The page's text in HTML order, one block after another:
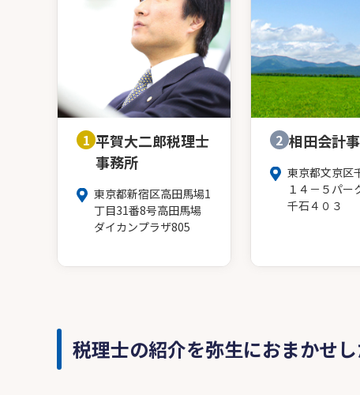
1 平賀大二郎税理士
事務所
東京都新宿区高田馬場1
丁目31番8号高田馬場
ダイカンプラザ805
2 相田会計
東京都文京区
１４－５パー
千石４０３
税理士の紹介を弥生におまかせ